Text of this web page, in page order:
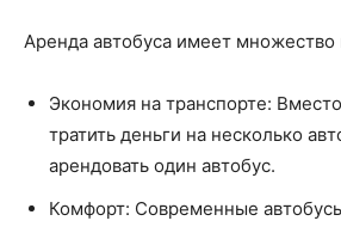
Аренда автобуса имеет
Экономия на транспорте:
тратить деньги на несколько
арендовать один автобус.
Комфорт: Современные